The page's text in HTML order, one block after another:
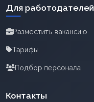
Для работодателей
Разместить вакансию
Тарифы
Подбор персонала
Контакты